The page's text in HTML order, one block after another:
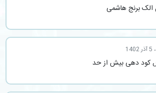
الک برنج هاشمی
کود دهی بیش از حد